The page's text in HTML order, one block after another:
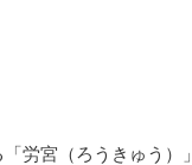
労宮（ろうきゅう）」